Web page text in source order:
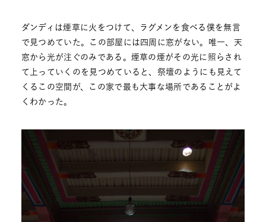
ダンディは煙草に火をつけて、ラグメンを食べる僕を無言
で見つめていた。この部屋には四周に窓がない。唯一、天
窓から光が注ぐのみである。煙草の煙がその光に照らされ
て上っていくのを見つめていると、祭壇のようにも見えて
くるこの空間が、この家で最も大事な場所であることがよ
くわかった。